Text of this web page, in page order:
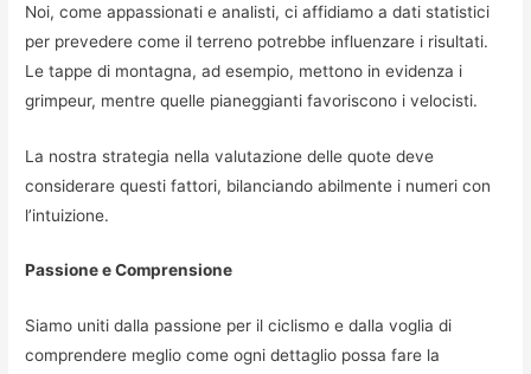
Noi, come appassionati e analisti, ci affidiamo a dati statistici
per prevedere come il terreno potrebbe influenzare i risultati.
Le tappe di montagna, ad esempio, mettono in evidenza i
grimpeur, mentre quelle pianeggianti favoriscono i velocisti.
La nostra strategia nella valutazione delle quote deve
considerare questi fattori, bilanciando abilmente i numeri con
l’intuizione.
Passione e Comprensione
Siamo uniti dalla passione per il ciclismo e dalla voglia di
comprendere meglio come ogni dettaglio possa fare la